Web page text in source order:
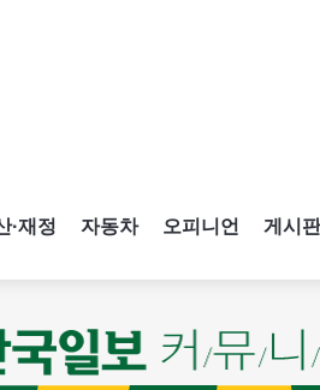
·재정 자동차 오피니언 게시판